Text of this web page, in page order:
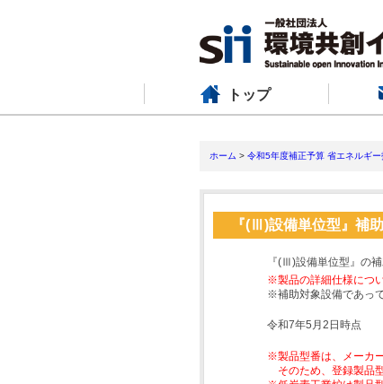
トップ
ホーム > 令和5年度補正予算 省エネルギ
『(Ⅲ)設備単位型』補
『(Ⅲ)設備単位型』の
※製品の詳細仕様につ
※補助対象設備であっ
令和7年5月2日時点
※製品型番は、メーカ
そのため、登録製品